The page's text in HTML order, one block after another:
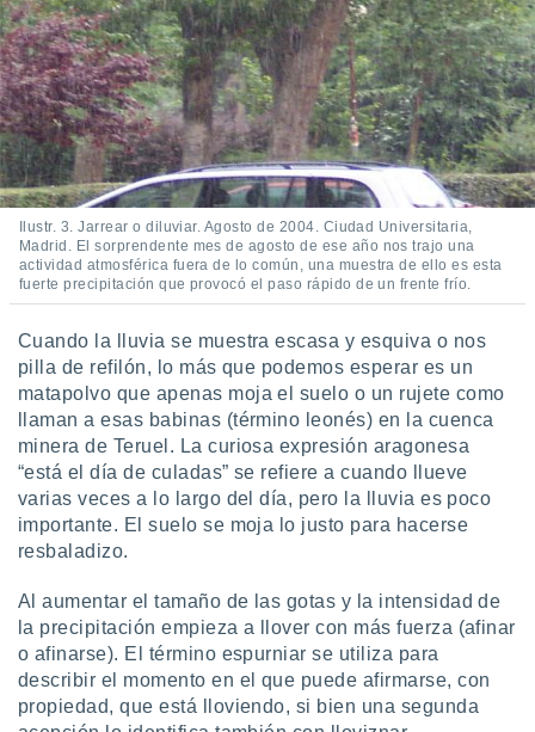
Ilustr. 3. Jarrear o diluviar. Agosto de 2004. Ciudad Universitaria,
Madrid. El sorprendente mes de agosto de ese año nos trajo una
actividad atmosférica fuera de lo común, una muestra de ello es esta
fuerte precipitación que provocó el paso rápido de un frente frío.
Cuando la lluvia se muestra escasa y esquiva o nos
pilla de refilón, lo más que podemos esperar es un
matapolvo que apenas moja el suelo o un rujete como
llaman a esas babinas (término leonés) en la cuenca
minera de Teruel. La curiosa expresión aragonesa
“está el día de culadas” se refiere a cuando llueve
varias veces a lo largo del día, pero la lluvia es poco
importante. El suelo se moja lo justo para hacerse
resbaladizo.
Al aumentar el tamaño de las gotas y la intensidad de
la precipitación empieza a llover con más fuerza (afinar
o afinarse). El término espurniar se utiliza para
describir el momento en el que puede afirmarse, con
propiedad, que está lloviendo, si bien una segunda